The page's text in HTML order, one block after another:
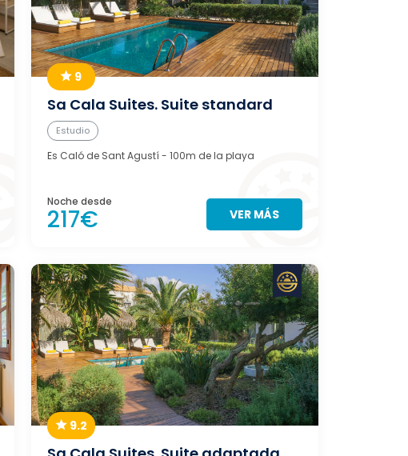
9
Sa Cala Suites. Suite standard
Estudio
Es Caló de Sant Agustí- 100m de la playa
Noche desde
217€ VER MÁS
9.2